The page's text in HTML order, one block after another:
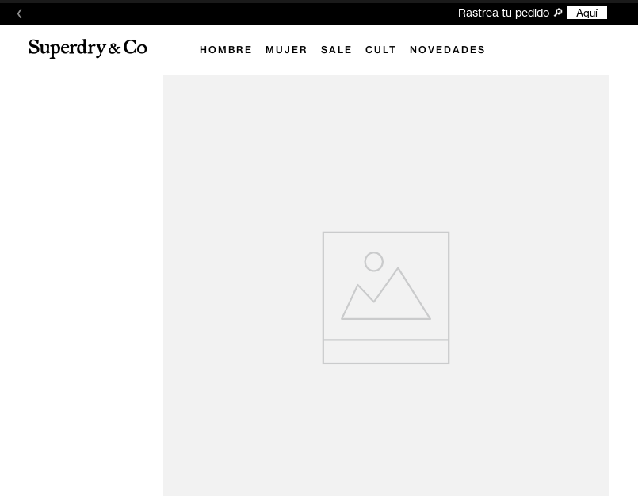
‹ Rastrea tu pedido 🔎 Aquí
HOMBRE MUJER SALE CULT NOVEDADES